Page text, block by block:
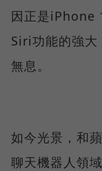
因正是iPhone
Siri功能的強
無息。
如今光景，和
聊天機器人領